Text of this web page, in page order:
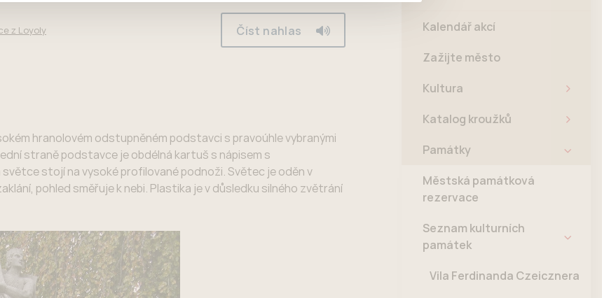
z Loyoly Číst nahlas
hranolovém odstupněném podstavci s pravoúhle vybranými
straně podstavce je obdélná kartuš s nápisem s
stojí na vysoké profilované podnoži. Světec je oděn v
pohled směřuje k nebi. Plastika je v důsledku silného zvětrání
Kalendář akcí
Zažijte město
Kultura
Katalog kroužků
Památky
Městská památková
rezervace
Seznam kulturních
památek
Vila Ferdinanda Czeicznera